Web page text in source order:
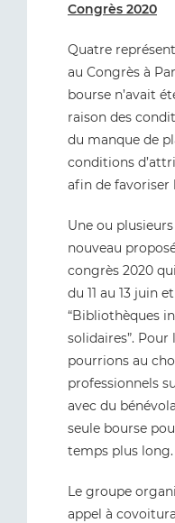
Congrès 2020
Quatre
au Congrès à
bourse n’avait
raison des
du manque de
conditions
afin de favoriser
Une ou
nouveau
congrès 2020
du 11 au 13 juin
“Bibliothèques
solidaires”.
pourrions au
professionnels
avec du
seule bourse
temps plus long.
Le groupe
appel à